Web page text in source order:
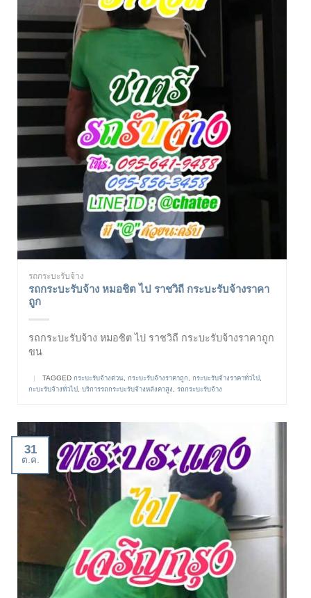
รถกระบะรับจ้าง
รถกระบะรับจ้าง หมอชิต ไป ราชวิถี กระบะรับจ้างราคา
ถูก
รถกระบะรับจ้าง หมอชิต ไป ราชวิถี กระบะรับจ้างราคาถูก
ขน
| TAGGED กระบะรับจ้างด่วน กระบะรับจ้างราคาถูก กระบะรับจ้างราคาทั่วไป
กะบะรับจ้างทั่วไป
บริการรถกระบะรับจ้างหลังคาสูง รถกระบะรับจ้าง
31
ต.ค.